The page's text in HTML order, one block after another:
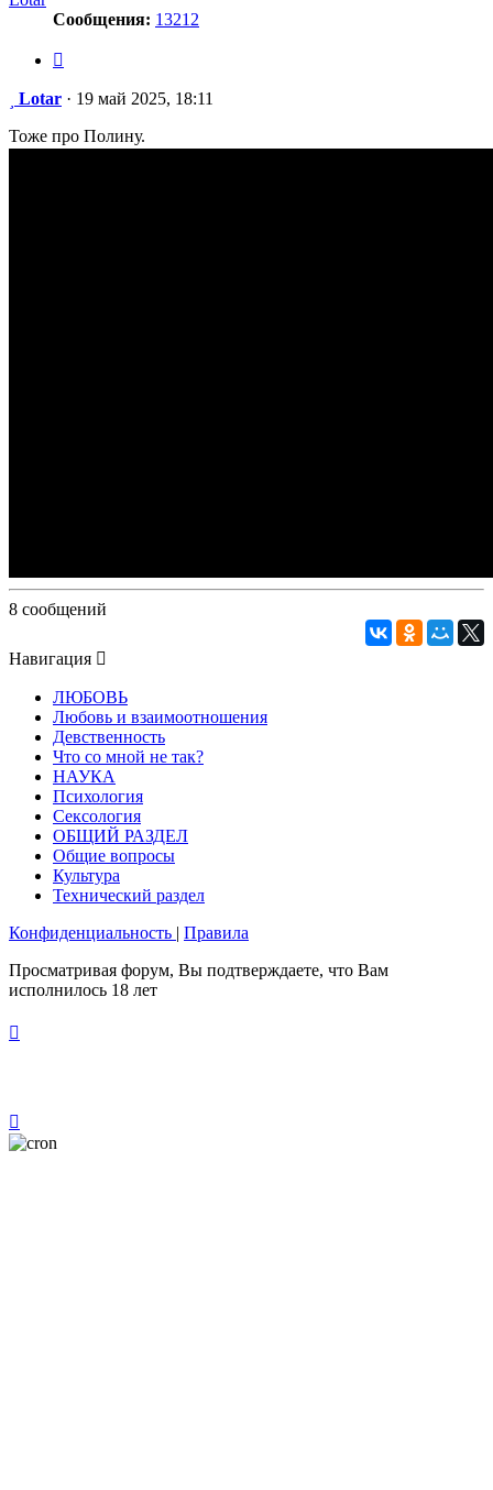
Сообщения: 13212
Сообщение
Lotar · 19 май 2025, 18:11
Тоже про Полину.
8 сообщений
Навигация
ЛЮБОВЬ
Любовь и взаимоотношения
Девственность
Что со мной не так?
НАУКА
Психология
Сексология
ОБЩИЙ РАЗДЕЛ
Общие вопросы
Культура
Технический раздел
Конфиденциальность | Правила
Просматривая форум, Вы подтверждаете, что Вам
исполнилось 18 лет